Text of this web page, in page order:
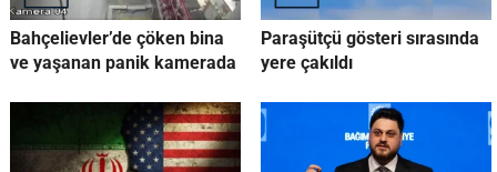
Bahçelievler’de çöken bina
ve yaşanan panik kamerada
Paraşütçü gösteri sırasında
yere çakıldı